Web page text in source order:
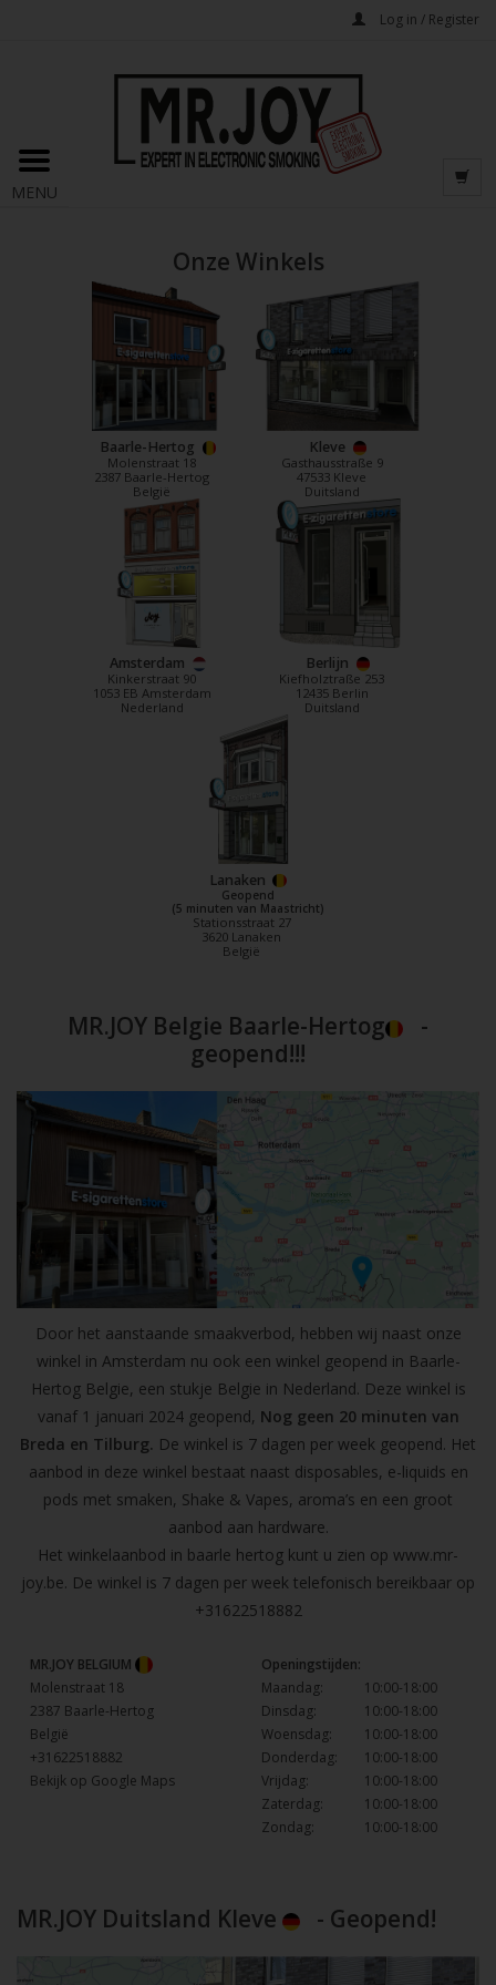
Log in / Register
MENU
Onze Winkels
Baarle-Hertog
Molenstraat 18
2387 Baarle-Hertog
België
Kleve
Gasthausstraße 9
47533 Kleve
Duitsland
Amsterdam
Kinkerstraat 90
1053 EB Amsterdam
Nederland
Berlijn
Kiefholztraße 253
12435 Berlin
Duitsland
Lanaken
Geopend
(5 minuten van Maastricht)
Stationsstraat 27
3620 Lanaken
België
MR.JOY Belgie Baarle-Hertog
-
geopend!!!
Door het aanstaande smaakverbod, hebben wij naast onze
winkel in Amsterdam nu ook een winkel geopend in Baarle-
Hertog Belgie, een stukje Belgie in Nederland. Deze winkel is
vanaf 1 januari 2024 geopend, Nog geen 20 minuten van
Breda en Tilburg. De winkel is 7 dagen per week geopend. Het
aanbod in deze winkel bestaat naast disposables, e-liquids en
pods met smaken, Shake & Vapes, aroma’s en een groot
aanbod aan hardware.
Het winkelaanbod in baarle hertog kunt u zien op www.mr-
joy.be. De winkel is 7 dagen per week telefonisch bereikbaar op
+31622518882
MR.JOY BELGIUM
Molenstraat 18
2387 Baarle-Hertog
België
+31622518882
Bekijk op Google Maps
Openingstijden:
Maandag:
10:00-18:00
Dinsdag:
10:00-18:00
Woensdag:
10:00-18:00
Donderdag:
10:00-18:00
Vrijdag:
10:00-18:00
Zaterdag:
10:00-18:00
Zondag:
10:00-18:00
MR.JOY Duitsland Kleve - Geopend!